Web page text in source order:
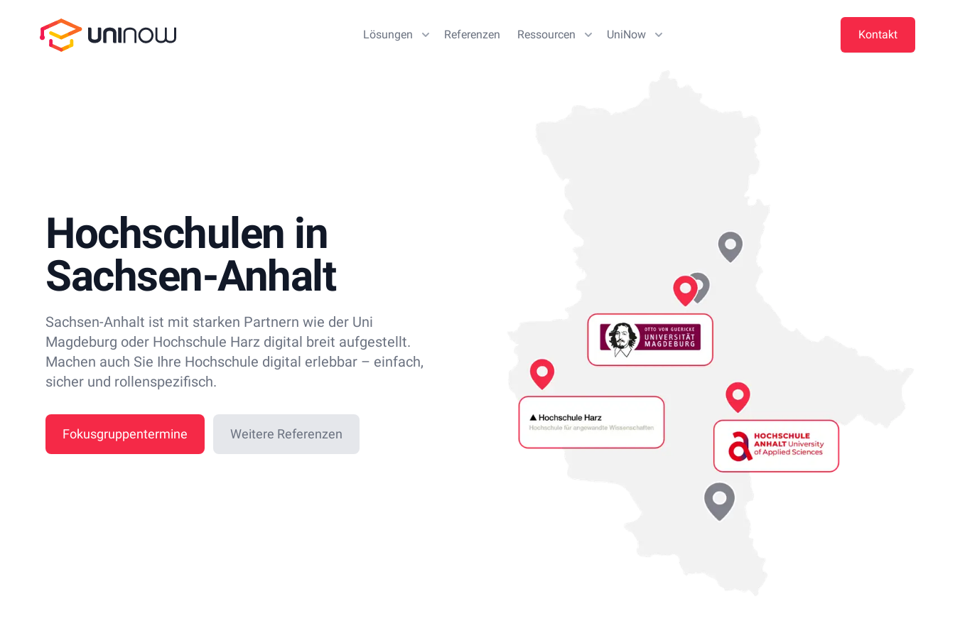
UniNow
Lösungen Referenzen Ressourcen UniNow Kontakt
Hochschulen in
Sachsen-Anhalt
Sachsen-Anhalt ist mit starken Partnern wie der Uni
Magdeburg oder Hochschule Harz digital breit aufgestellt.
Machen auch Sie Ihre Hochschule digital erlebbar – einfach,
sicher und rollenspezifisch.
Fokusgruppentermine Weitere Referenzen